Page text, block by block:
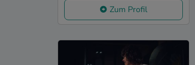
Zum Profil